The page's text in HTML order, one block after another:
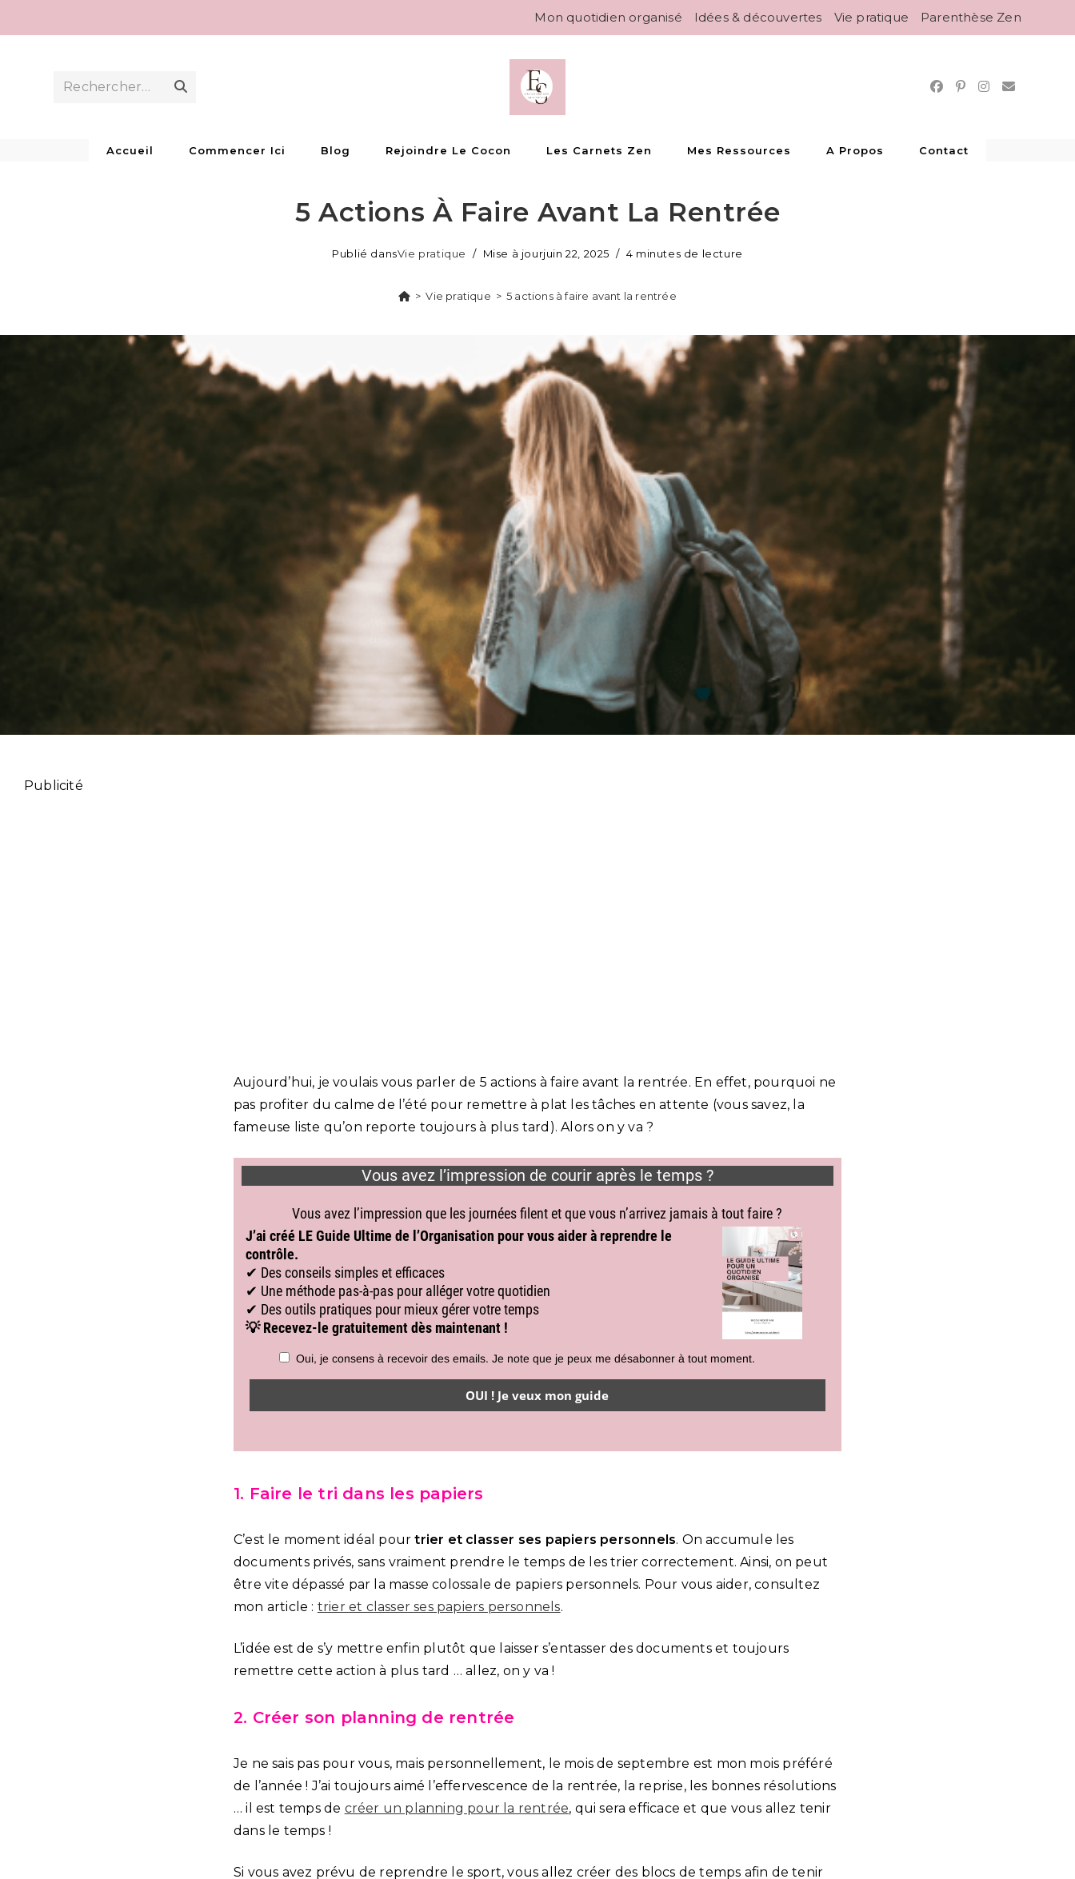
Mon quotidien organisé Idées & découvertes Vie pratique Parenthèse Zen
Rechercher…
recherche
Accueil Commencer Ici Blog Rejoindre Le Cocon Les Carnets Zen Mes Ressources A Propos Contact
5 Actions À Faire Avant La Rentrée
Publié dansVie pratique Mise à jourjuin 22, 2025 4 minutes de lecture
> Vie pratique > 5 actions à faire avant la rentrée
Publicité
Aujourd’hui, je voulais vous parler de 5 actions à faire avant la rentrée. En effet, pourquoi ne
pas profiter du calme de l’été pour remettre à plat les tâches en attente (vous savez, la
fameuse liste qu’on reporte toujours à plus tard). Alors on y va ?
1. Faire le tri dans les papiers
C’est le moment idéal pourtrier et classer ses papiers personnels. On accumule les
documents privés, sans vraiment prendre le temps de les trier correctement. Ainsi, on peut
être vite dépassé par la masse colossale de papiers personnels. Pour vous aider, consultez
mon article : trier et classer ses papiers personnels.
L’idée est de s’y mettre enfin plutôt que laisser s’entasser des documents et toujours
remettre cette action à plus tard … allez, on y va !
2. Créer son planning de rentrée
Je ne sais pas pour vous, mais personnellement, le mois de septembre est mon mois préféré
de l’année ! J’ai toujours aimé l’effervescence de la rentrée, la reprise, les bonnes résolutions
… il est temps de créer un planning pour la rentrée, qui sera efficace et que vous allez tenir
dans le temps !
Si vous avez prévu de reprendre le sport, vous allez créer des blocs de temps afin de tenir